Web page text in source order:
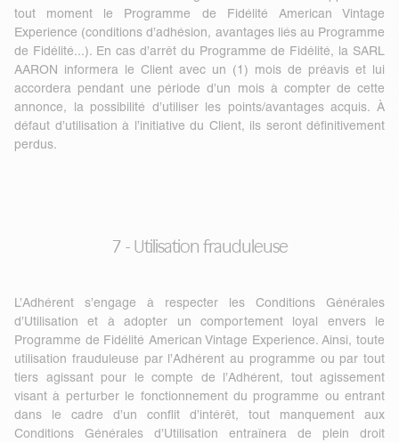
tout moment le Programme de Fidélité American Vintage
Experience (conditions d’adhésion, avantages liés au Programme
de Fidélité...). En cas d’arrêt du Programme de Fidélité, la SARL
AARON informera le Client avec un (1) mois de préavis et lui
accordera pendant une période d’un mois à compter de cette
annonce, la possibilité d’utiliser les points/avantages acquis. À
défaut d’utilisation à l’initiative du Client, ils seront définitivement
perdus.
7 - Utilisation frauduleuse
L’Adhérent s’engage à respecter les Conditions Générales
d’Utilisation et à adopter un comportement loyal envers le
Programme de Fidélité American Vintage Experience. Ainsi, toute
utilisation frauduleuse par l’Adhérent au programme ou par tout
tiers agissant pour le compte de l’Adhérent, tout agissement
visant à perturber le fonctionnement du programme ou entrant
dans le cadre d’un conflit d’intérêt, tout manquement aux
Conditions Générales d’Utilisation entraînera de plein droit